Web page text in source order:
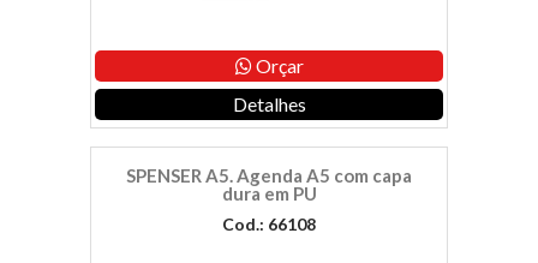
Orçar
Detalhes
SPENSER A5. Agenda A5 com capa
dura em PU
Cod.: 66108